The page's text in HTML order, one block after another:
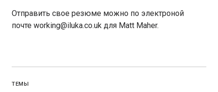
Отправить свое резюме можно по электроной
почте working@iluka.co.uk для Matt Maher.
ТЕМЫ